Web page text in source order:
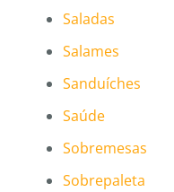
Saladas
Salames
Sanduíches
Saúde
Sobremesas
Sobrepaleta